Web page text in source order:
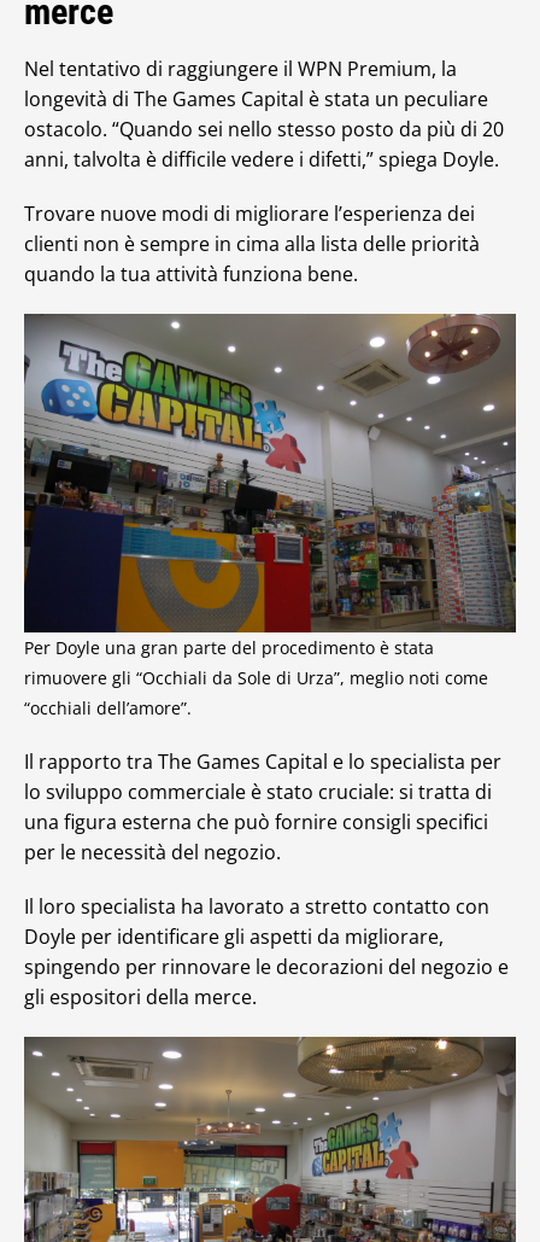
merce
Nel tentativo di raggiungere il WPN Premium, la
longevità di The Games Capital è stata un peculiare
ostacolo. “Quando sei nello stesso posto da più di 20
anni, talvolta è difficile vedere i difetti,” spiega Doyle.
Trovare nuove modi di migliorare l’esperienza dei
clienti non è sempre in cima alla lista delle priorità
quando la tua attività funziona bene.
Per Doyle una gran parte del procedimento è stata
rimuovere gli “Occhiali da Sole di Urza”, meglio noti come
“occhiali dell’amore”.
Il rapporto tra The Games Capital e lo specialista per
lo sviluppo commerciale è stato cruciale: si tratta di
una figura esterna che può fornire consigli specifici
per le necessità del negozio.
Il loro specialista ha lavorato a stretto contatto con
Doyle per identificare gli aspetti da migliorare,
spingendo per rinnovare le decorazioni del negozio e
gli espositori della merce.